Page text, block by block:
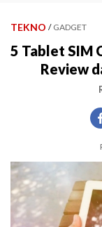
TEKNO / GADGET
5 Tablet SIM
Review